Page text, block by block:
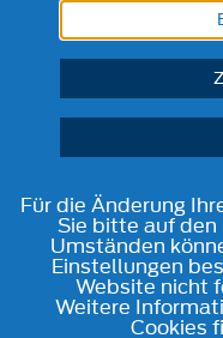
Für die Änderung
Sie bitte auf den
Umständen
Einstellungen
Website nicht
Weitere
Cookies